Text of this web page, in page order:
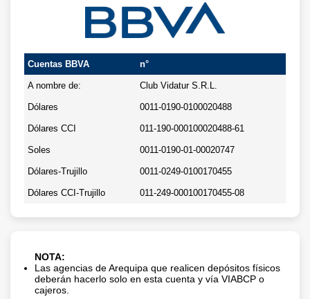
Cuentas BBVA n°
A nombre de: Club Vidatur S.R.L.
Dólares 0011-0190-0100020488
Dólares CCI 011-190-000100020488-61
Soles 0011-0190-01-00020747
Dólares-Trujillo 0011-0249-0100170455
Dólares CCI-Trujillo 011-249-000100170455-08
NOTA:
Las agencias de Arequipa que realicen depósitos físicos
deberán hacerlo solo en esta cuenta y vía VIABCP o
cajeros.